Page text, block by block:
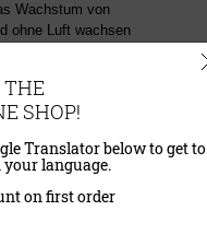
Wachstum von
ohne Luft wachsen
eingefroren
bis hin zum
THE
SHOP!
Translator below to get to
language.
on first order